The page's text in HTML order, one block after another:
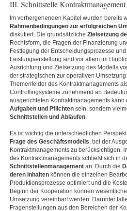
III. Schnittstelle Kontraktmanagement
Im vorhergehenden Kapitel wurden bereits
Rahmenbedingungen zur erfolgreichen
diskutiert. Die grundsätzliche Zielsetzung
Rechtsform, die Fragen der Finanzierung
Festlegung der Entscheidungsprozesse
Leistungserstellung sind vor allem im
Ausrichtung und Zielsetzung des Modells
der strategischen zur operativen
Themenfelder des Kontraktmanagements
Controllingsysteme zunehmend an
ausgerichteten Kontraktmanagements kann
Aufgaben und Pflichten sein, sondern
Schnittstellen und Abläufen.
Es ist wichtig die unterschiedlichen
Frage des Geschäftsmodells, bei der
Kontraktmanagements zu berücksichtigen.
des Kontraktmanagements schließt sich in
Schnittstellenmanagement an. Durch die
deren Inhalten können die einzelnen
Produktionsprozesse optimiert und die
Beginn der Kooperation können
Umsetzung vereinbart werden. Darunter
Fragenstellungen aus den Bereichen der